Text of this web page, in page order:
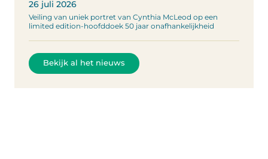
26 juli 2026
Veiling van uniek portret van Cynthia McLeod op een
limited edition-hoofddoek 50 jaar onafhankelijkheid
Bekijk al het nieuws